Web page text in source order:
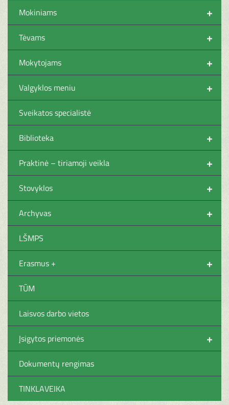
+
Mokiniams
+
Tėvams
+
Mokytojams
+
Valgyklos meniu
Sveikatos specialistė
+
Biblioteka
+
Praktinė – tiriamoji veikla
+
Stovyklos
+
Archyvas
LŠMPS
+
Erasmus +
TŪM
Laisvos darbo vietos
+
Įsigytos priemonės
Dokumentų rengimas
TINKLAVEIKA